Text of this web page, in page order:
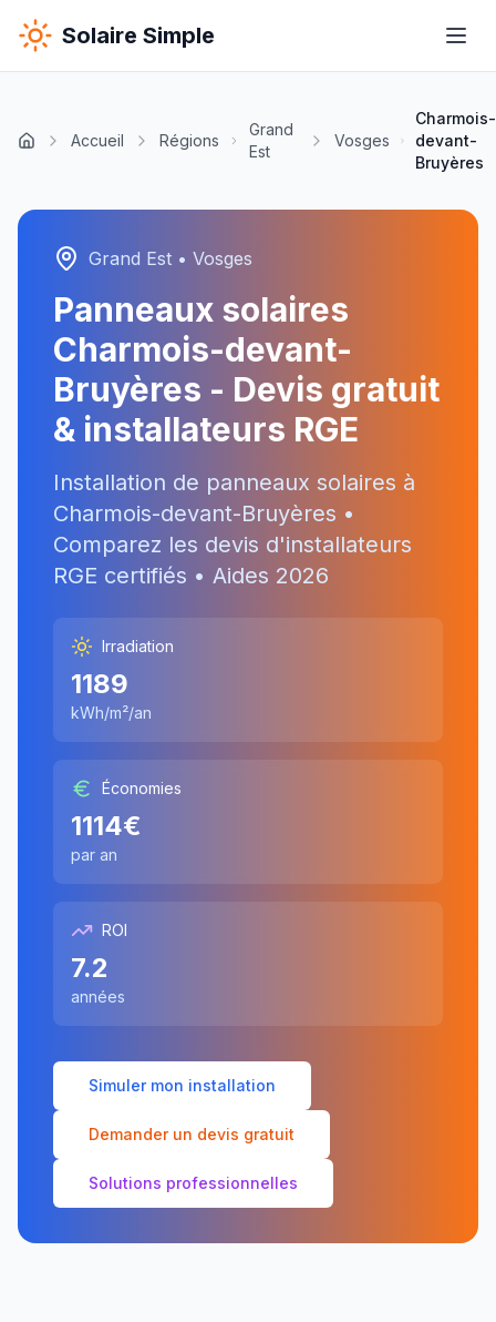
Solaire Simple
Accueil Régions
Grand
Est
Vosges
Charmois-
devant-
Bruyères
Grand Est • Vosges
Panneaux solaires
Charmois-devant-
Bruyères - Devis gratuit
& installateurs RGE
Installation de panneaux solaires à
Charmois-devant-Bruyères •
Comparez les devis d'installateurs
RGE certifiés • Aides 2026
Irradiation
1189
kWh/m²/an
Économies
1114€
par an
ROI
7.2
années
Simuler mon installation
Demander un devis gratuit
Solutions professionnelles